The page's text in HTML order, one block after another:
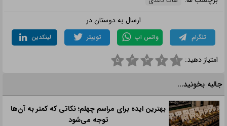
ارسال به دوستان در
تلگرام واتس اپ توییتر لینکدین
امتیاز دهید: ۱ ۲ ۳ ۴ ۵
جالبه بخونید...
بهترین ایده برای مراسم چهلم؛ نکاتی که کمتر به آن‌ها
توجه می‌شود